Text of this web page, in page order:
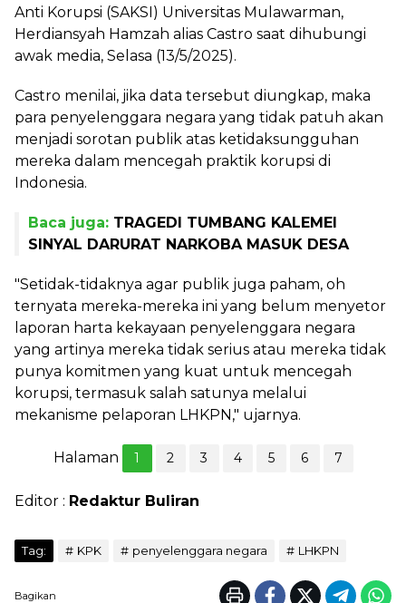
Anti Korupsi (SAKSI) Universitas Mulawarman,
Herdiansyah Hamzah alias Castro saat dihubungi
awak media, Selasa (13/5/2025).
Castro menilai, jika data tersebut diungkap, maka
para penyelenggara negara yang tidak patuh akan
menjadi sorotan publik atas ketidaksungguhan
mereka dalam mencegah praktik korupsi di
Indonesia.
Baca juga: TRAGEDI TUMBANG KALEMEI
SINYAL DARURAT NARKOBA MASUK DESA
"Setidak-tidaknya agar publik juga paham, oh
ternyata mereka-mereka ini yang belum menyetor
laporan harta kekayaan penyelenggara negara
yang artinya mereka tidak serius atau mereka tidak
punya komitmen yang kuat untuk mencegah
korupsi, termasuk salah satunya melalui
mekanisme pelaporan LHKPN," ujarnya.
Halaman 1 2 3 4 5 6 7
Editor : Redaktur Buliran
Tag: KPK penyelenggara negara LHKPN
Bagikan